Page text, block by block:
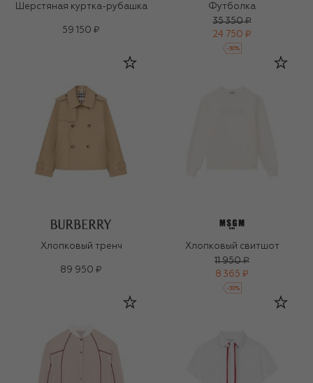
Шерстяная куртка-рубашка
59 150 ₽
Футболка
35 350 ₽
24 750 ₽
-30%
Хлопковый тренч
89 950 ₽
Хлопковый свитшот
11 950 ₽
8 365 ₽
-30%